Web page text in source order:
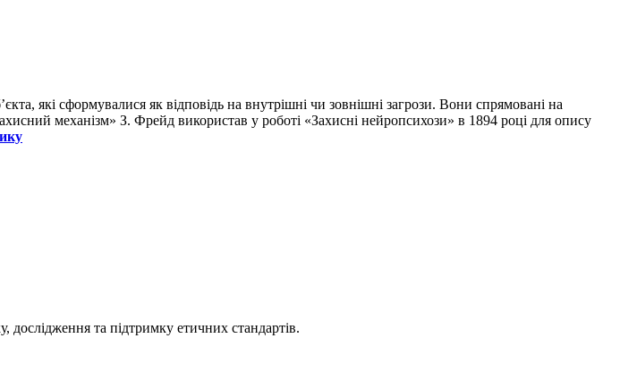
які сформувалися як відповідь на внутрішні чи зовнішні загрози. Вони спрямовані на
механізм» З. Фрейд використав у роботі «Захисні нейропсихози» в 1894 році для опису
дослідження та підтримку етичних стандартів.